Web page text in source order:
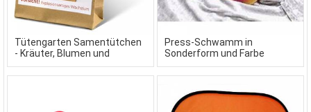
Tütengarten Samentütchen
- Kräuter, Blumen und
Gemüse aus der Mini-Garten-
Tüte.
Press-Schwamm in
Sonderform und Farbe